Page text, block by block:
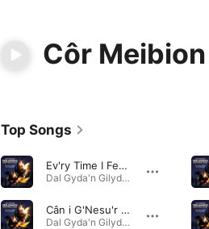
Côr
Top Songs
Ev'ry Time I Feel the Spirit
Dal Gyda'n Gilydd / Still Together · 2024
Cân i G'Nesu'r Galon
Dal Gyda'n Gilydd / Still Together · 2024